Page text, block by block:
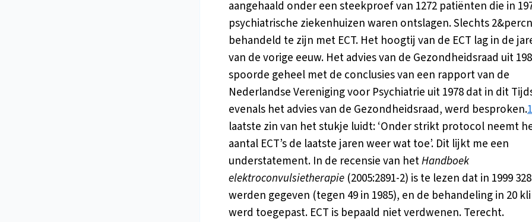
aangehaald onder een steekproef van 1272 patiënten die in
psychiatrische ziekenhuizen waren ontslagen. Slechts
behandeld te zijn met ECT. Het hoogtij van de ECT lag in de
van de vorige eeuw. Het advies van de Gezondheidsraad uit
spoorde geheel met de conclusies van een rapport van de
Nederlandse Vereniging voor Psychiatrie uit 1978 dat in dit
evenals het advies van de Gezondheidsraad, werd besproken.1
laatste zin van het stukje luidt: ‘Onder strikt protocol neemt
aantal ECT’s de laatste jaren weer wat toe’. Dit lijkt me een
understatement. In de recensie van hetHandboek
elektroconvulsietherapie (2005:2891-2) is te lezen dat in 1999 328
werden gegeven (tegen 49 in 1985), en de behandeling in 20
werd toegepast. ECT is bepaald niet verdwenen. Terecht.